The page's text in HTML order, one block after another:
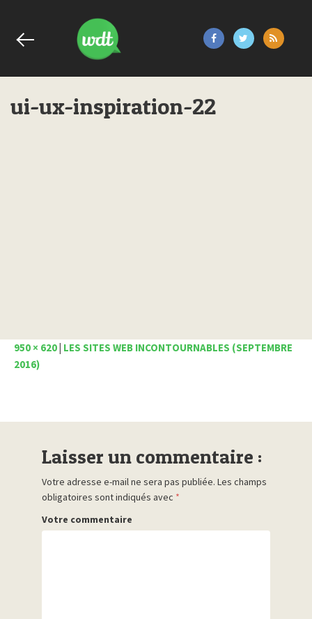
ui-ux-inspiration-22
950 × 620| LES SITES WEB INCONTOURNABLES (SEPTEMBRE
2016)
Laisser un commentaire :
Votre adresse e-mail ne sera pas publiée. Les champs
obligatoires sont indiqués avec *
Votre commentaire